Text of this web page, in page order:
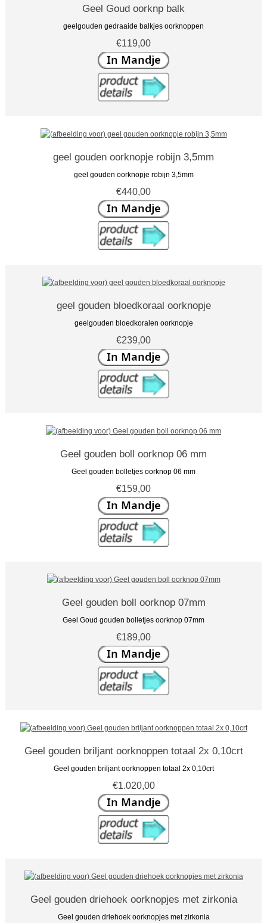
Geel Goud oorknp balk
geelgouden gedraaide balkjes oorknoppen
€119,00
geel gouden oorknopje robijn 3,5mm
geel gouden oorknopje robijn 3,5mm
€440,00
geel gouden bloedkoraal oorknopje
geelgouden bloedkoralen oorknopje
€239,00
Geel gouden boll oorknop 06 mm
Geel gouden bolletjes oorknop 06 mm
€159,00
Geel gouden boll oorknop 07mm
Geel Goud gouden bolletjes oorknop 07mm
€189,00
Geel gouden briljant oorknoppen totaal 2x 0,10crt
Geel gouden briljant oorknoppen totaal 2x 0,10crt
€1.020,00
Geel gouden driehoek oorknopjes met zirkonia
Geel gouden driehoek oorknopjes met zirkonia